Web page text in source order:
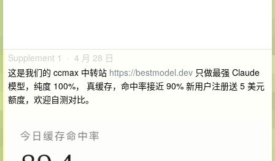
Supplement 1 · 4 月 28 日
这是我们的 ccmax 中转站 https://bestmodel.dev 只做最强 Claude
模型，纯度 100%， 真缓存，命中率接近 90% 新用户注册送 5 美元
额度，欢迎自测对比。